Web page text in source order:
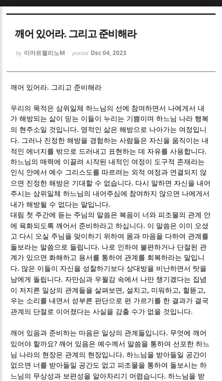
깨어 있어라. 그리고 준비해라
by 이마르첼리노M posted Dec 04, 2023
깨어 있어라. 그리고 준비해라
우리의 목적은 삼위일체 하느님의 선에 참여하면서 나에게서 내
가 해방되는 삶이 믿는 이들이 누리는 기쁨이며 하느님 나라 행복
의 현주소일 것입니다. 영적인 삶은 해방으로 나아가는 여정입니
다. 그러나 진정한 해방을 경험하는 사람들은 자신을 움직이는 내
적인 에너지를 밖으로 드러내고 표현하는 데 자유를 사용합니다.
하느님의 매력에 이끌려 시작된 내적인 여정이 도구적 존재라는
인식 안에서 예수 그리스도를 따르려는 외적 여정과 연결되지 않
으면 진정한 해방은 기대할 수 없습니다. 다시 말하면 자신을 내어
주시는 삼위일체 하느님의 내어주심에 참여하지 않으면 나에게서
내가 해방될 수 없다는 말입니다.
대림 첫 주간에 듣는 주님의 말씀은 복음이 너와 피조물의 관계 안
에 육화되도록 깨어서 준비하라고 하십니다. 이 말씀은 이미 오셨
고 다시 오실 주님을 맞이하기 위하여 몸과 마음을 다하여 관계를
돌보라는 말씀으로 들립니다. 나로 인하여 불편하거나 단절된 관
계가 있으면 화해하고 용서를 통하여 관계를 회복하라는 말입니
다. 많은 이들이 자신을 성찰하기보다 상대방을 비난하면서 탓을
남에게 돌립니다. 자만심과 우월감 속에서 나만 챙기겠다는 집념
이 저지른 일상의 관계들을 살펴보면 ,설치고 , 미워하고 , 헐뜯고 ,
우는 소리를 내면서 섣부른 판단으로 편 가르기를 한 결과가 결국
관계의 단절로 이어졌다는 사실을 감출 수가 없을 것입니다.
깨어 있음과 준비하는 마음은 일상의 관계들입니다. 무엇에 깨어
있어야 할까요?깨어 있음은 예수께서 말씀을 통하여 선포한 하느
님 나라의 현장은 관계의 현장입니다.하느님을 받아들일 공간이
없으면 너를 받아들일 공간도 없고 피조물을 통하여 돌보시는 하
느님의 무상성과 보편성을 알아차리기 어렵습니다.하느님을 받
Sketchbook5, 스케치북5
Sketchbook5, 스케치북5
Sketchbook5, 스케치북5
Sketchbook5, 스케치북5